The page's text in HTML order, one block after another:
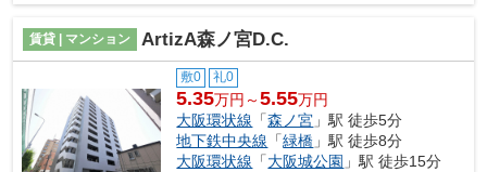
賃貸 | マンション ArtizA森ノ宮D.C.
敷0 礼0
5.35万円～5.55万円
大阪環状線 「森ノ宮 」駅 徒歩5分
地下鉄中央線 「緑橋 」駅 徒歩8分
大阪環状線 「大阪城公園 」駅 徒歩15分